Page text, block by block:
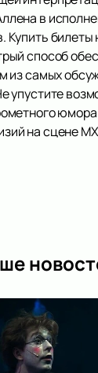
в
Купить
способ
из самых
упустите
юмора
на сцене